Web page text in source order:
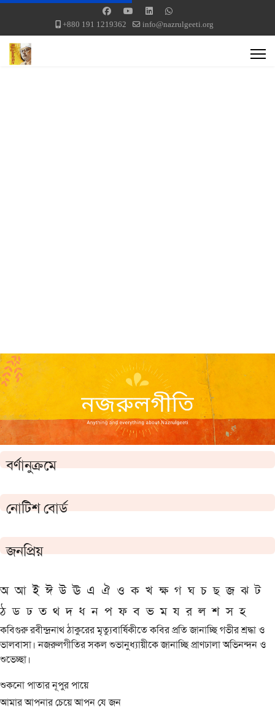
+880 191 1219362 info@nazrulgeeti.org
বর্ণানুক্রমে
নোটিশ বোর্ড
জনপ্রিয়
অ আ ই ঈ উ ঊ এ ঐ ও ক খ ক্ষ গ ঘ চ ছ জ ঝ ট
ঠ ড ঢ ত থ দ ধ ন প ফ ব ভ ম য র ল শ স হ
কবিগুরু রবীন্দ্রনাথ ঠাকুরের মৃত্যুবার্ষিকীতে কবির প্রতি জানাচ্ছি গভীর শ্রদ্ধা ও
ভালবাসা। নজরুলগীতির সকল শুভানুধ্যায়ীকে জানাচ্ছি প্রাণঢালা অভিনন্দন ও
শুভেচ্ছা।
শুকনো পাতার নূপুর পায়ে
আমার আপনার চেয়ে আপন যে জন